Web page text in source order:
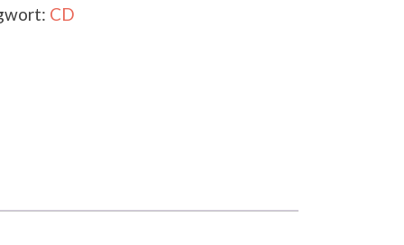
CD